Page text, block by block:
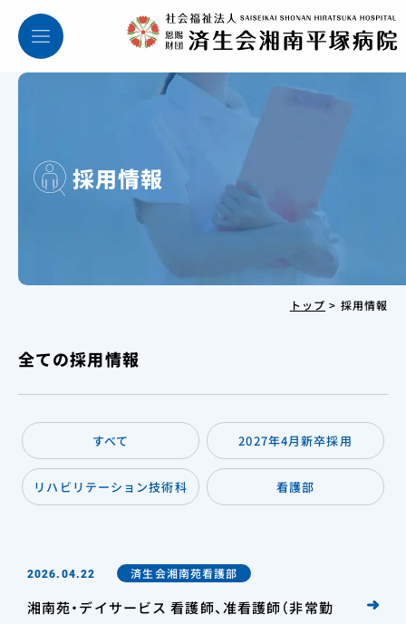
採用情報
トップ > 採用情報
全ての採用情報
すべて 2027年4月新卒採用
リハビリテーション技術科 看護部
2026.04.22 済生会湘南苑看護部
湘南苑・デイサービス 看護師、准看護師（非常勤